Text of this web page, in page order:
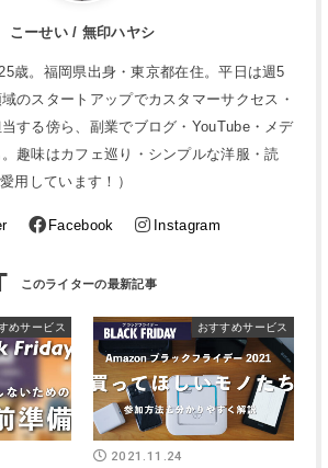
こーせい / 無印ハヤシ
歳。福岡県出身・東京都在住。平日は週5
のスタートアップでカスタマーサクセス・
する傍ら、副業でブログ・YouTube・メデ
趣味はカフェ巡り・シンプルな洋服・読
用しています！）
Facebook Instagram
めサービス おすすめサービス
2021.11.24